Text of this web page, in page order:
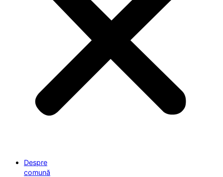
Despre
comună